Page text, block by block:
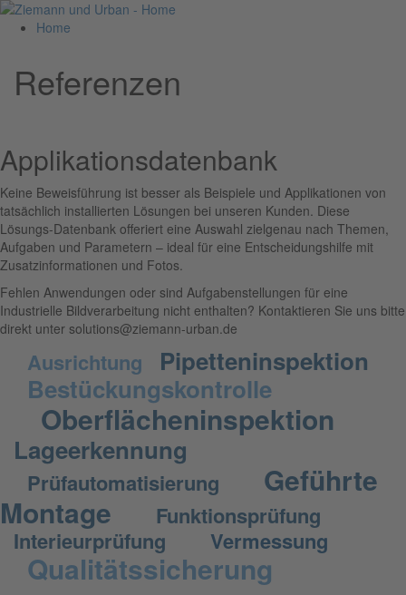
Home
Referenzen
Applikationsdatenbank
Keine Beweisführung ist besser als Beispiele und Applikationen von
tatsächlich installierten Lösungen bei unseren Kunden. Diese
Lösungs-Datenbank offeriert eine Auswahl zielgenau nach Themen,
Aufgaben und Parametern – ideal für eine Entscheidungshilfe mit
Zusatzinformationen und Fotos.
Fehlen Anwendungen oder sind Aufgabenstellungen für eine
Industrielle Bildverarbeitung nicht enthalten? Kontaktieren Sie uns bitte
direkt unter solutions@ziemann-urban.de
Ausrichtung
Pipetteninspektion
Bestückungskontrolle
Oberflächeninspektion
Lageerkennung
Prüfautomatisierung
Geführte
Montage
Funktionsprüfung
Interieurprüfung
Vermessung
Qualitätssicherung